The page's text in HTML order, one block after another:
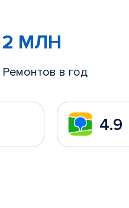
2 МЛН
Ремонтов в год
4.9